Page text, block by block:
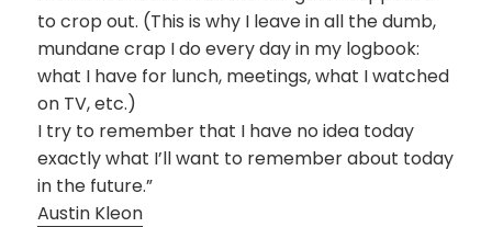
to crop out. (This is why I leave in all the dumb,
mundane crap I do every day in my logbook:
what I have for lunch, meetings, what I watched
on TV, etc.)
I try to remember that I have no idea today
exactly what I’ll want to remember about today
in the future.”
Austin Kleon